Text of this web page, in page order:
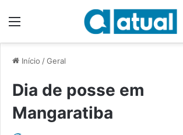
Início /Geral
Dia de posse em
Mangaratiba